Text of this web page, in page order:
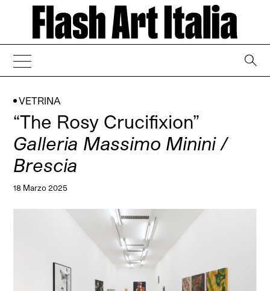
VETRINA
“The Rosy Crucifixion”
Galleria Massimo Minini /
Brescia
18 Marzo 2025